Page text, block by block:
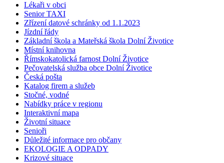
Lékaři v obci
Senior TAXI
Zřízení datové schránky od 1.1.2023
Jízdní řády
Základní škola a Mateřská škola Dolní Životice
Místní knihovna
Římskokatolická farnost Dolní Životice
Pečovatelská služba obce Dolní Životice
Česká pošta
Katalog firem a služeb
Stočné, vodné
Nabídky práce v regionu
Interaktivní mapa
Životní situace
Senioři
Důležité informace pro občany
EKOLOGIE A ODPADY
Krizové situace